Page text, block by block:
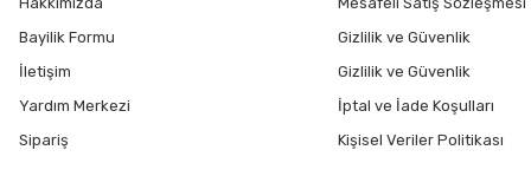
Bayilik Formu
İletişim
Yardım Merkezi
Sipariş
Gizlilik ve Güvenlik
Gizlilik ve Güvenlik
İptal ve İade Koşulları
Kişisel Veriler Politikası